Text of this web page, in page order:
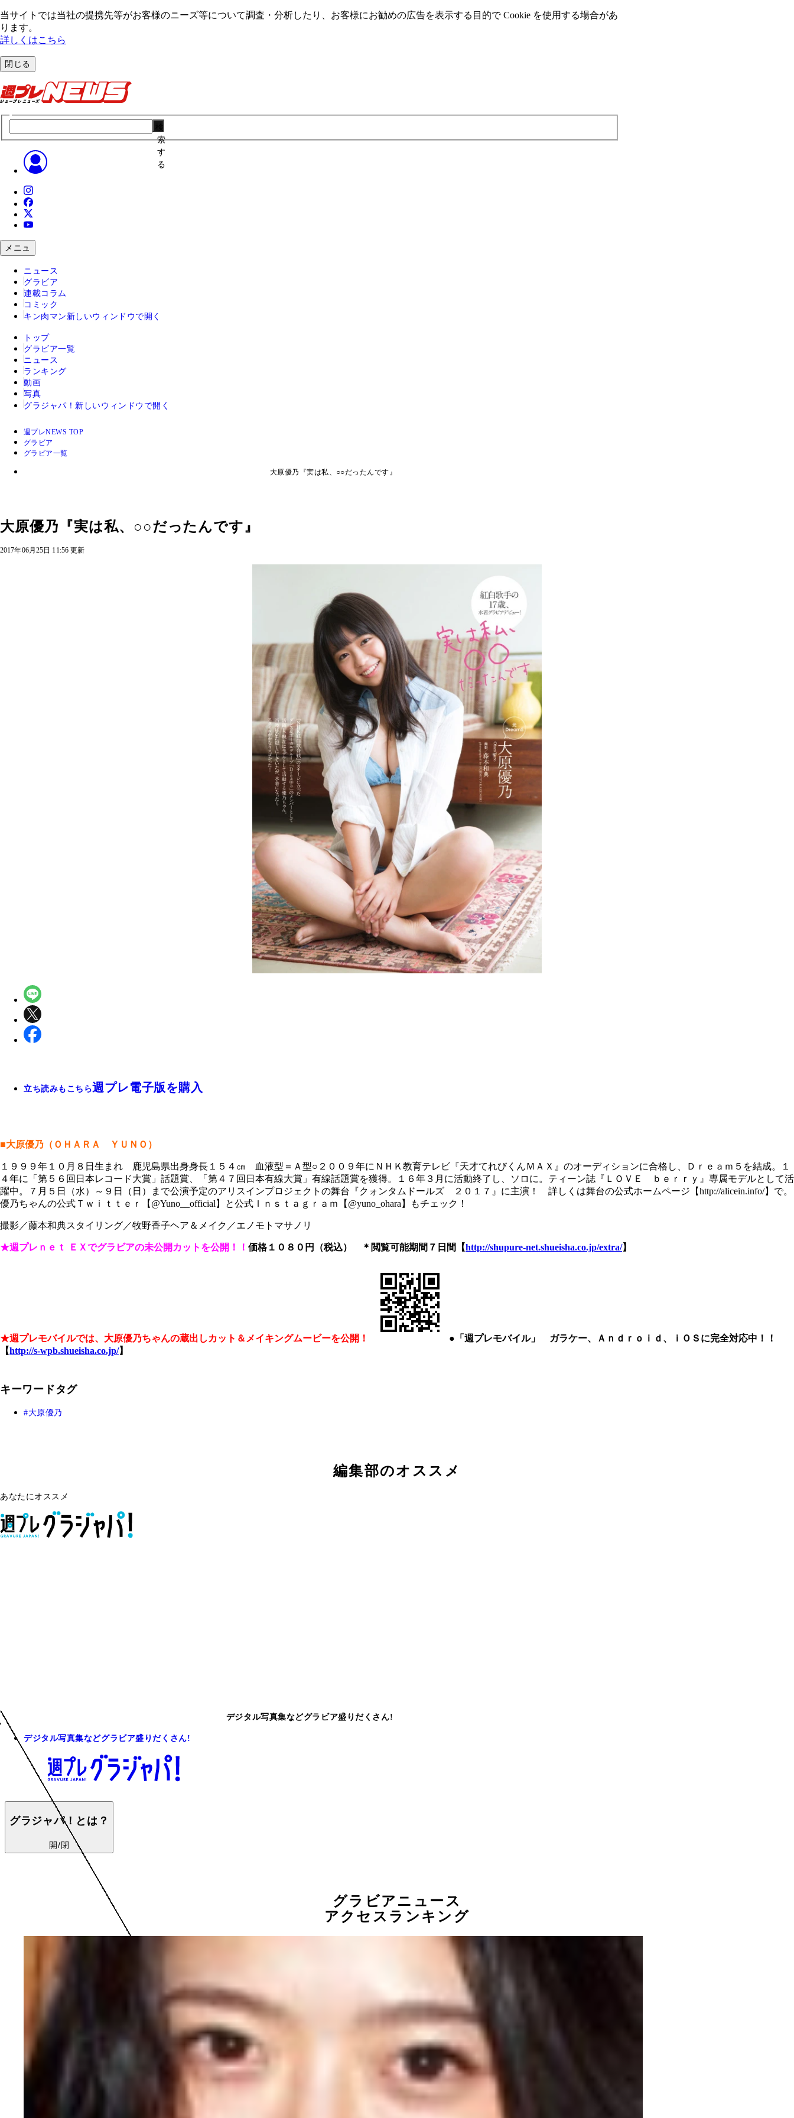
当サイトでは当社の提携先等がお客様のニーズ等について調査・分析したり、お客様にお勧めの広告を表⽰する⽬的で Cookie を使⽤する場合があ
ります。
詳しくはこちら
閉じる
索
す
る
メニュ
ニュース
グラビア
連載コラム
コミック
キン肉マン 新しいウィンドウで開く
トップ
グラビア一覧
ニュース
ランキング
動画
写真
グラジャパ！ 新しいウィンドウで開く
週プレNEWS TOP
グラビア
グラビア一覧
大原優乃『実は私、○○だったんです』
大原優乃『実は私、○○だったんです』
2017年06月25日 11:56 更新
立ち読みもこちら週プレ電子版を購入
■大原優乃（ＯＨＡＲＡ ＹＵＮＯ）
１９９９年１０月８日生まれ 鹿児島県出身身長１５４㎝ 血液型＝Ａ型○２００９年にＮＨＫ教育テレビ『天才てれびくんＭＡＸ』のオーディションに合格し、Ｄｒｅａｍ５を結成。１
４年に「第５６回日本レコード大賞」話題賞、「第４７回日本有線大賞」有線話題賞を獲得。１６年３月に活動終了し、ソロに。ティーン誌『ＬＯＶＥ ｂｅｒｒｙ』専属モデルとして活
躍中。７月５日（水）～９日（日）まで公演予定のアリスインプロジェクトの舞台『クォンタムドールズ ２０１７』に主演！ 詳しくは舞台の公式ホームページ【http://alicein.info/】で。
優乃ちゃんの公式Ｔｗｉｔｔｅｒ【@Yuno__official】と公式Ｉｎｓｔａｇｒａｍ【@yuno_ohara】もチェック！
撮影／藤本和典スタイリング／牧野香子ヘア＆メイク／エノモトマサノリ
★週プレｎｅｔ ＥＸでグラビアの未公開カットを公開！！ 価格１０８０円（税込） ＊閲覧可能期間７日間 【http://shupure-net.shueisha.co.jp/extra/】
★週プレモバイルでは、大原優乃ちゃんの蔵出しカット＆メイキングムービーを公開！
●「週プレモバイル」 ガラケー、Ａｎｄｒｏｉｄ、ｉＯＳに完全対応中！！
【http://s-wpb.shueisha.co.jp/】
キーワードタグ
大原優乃
編集部のオススメ
あなたにオススメ
デジタル写真集などグラビア盛りだくさん!
デジタル写真集などグラビア盛りだくさん!
グラジャパ！とは？
開/閉
グラビアニュース
アクセスランキング